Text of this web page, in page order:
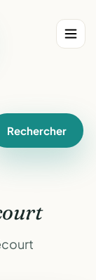
Rechercher